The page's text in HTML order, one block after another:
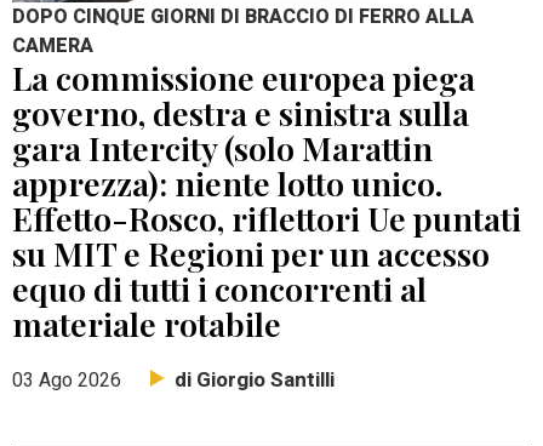
DOPO CINQUE GIORNI DI BRACCIO DI FERRO ALLA
CAMERA
La commissione europea piega
governo, destra e sinistra sulla
gara Intercity (solo Marattin
apprezza): niente lotto unico.
Effetto-Rosco, riflettori Ue puntati
su MIT e Regioni per un accesso
equo di tutti i concorrenti al
materiale rotabile
03 Ago 2026 di Giorgio Santilli